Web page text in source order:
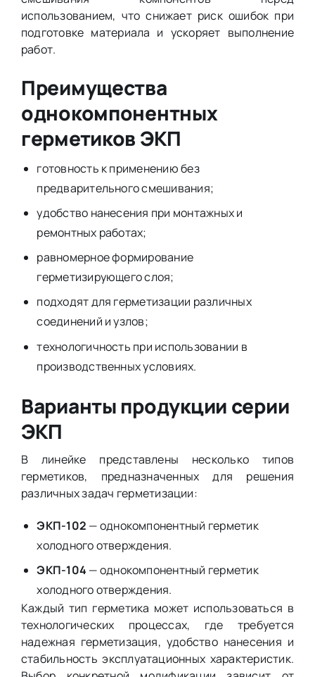
использованием, что снижает риск ошибок при
подготовке материала и ускоряет выполнение
работ.
Преимущества
однокомпонентных
герметиков ЭКП
готовность к применению без
предварительного смешивания;
удобство нанесения при монтажных и
ремонтных работах;
равномерное формирование
герметизирующего слоя;
подходят для герметизации различных
соединений и узлов;
технологичность при использовании в
производственных условиях.
Варианты продукции серии
ЭКП
В линейке представлены несколько типов
герметиков, предназначенных для решения
различных задач герметизации:
ЭКП-102 — однокомпонентный герметик
холодного отверждения.
ЭКП-104 — однокомпонентный герметик
холодного отверждения.
Каждый тип герметика может использоваться в
технологических процессах, где требуется
надежная герметизация, удобство нанесения и
стабильность эксплуатационных характеристик.